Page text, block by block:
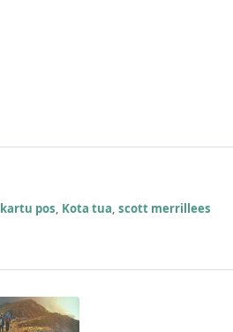
kartu pos Kota tua scott merrillees